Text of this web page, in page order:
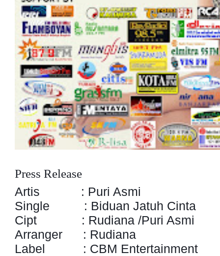
Press Release
Artis : Puri Asmi
Single : Biduan Jatuh Cinta
Cipt : Rudiana /Puri Asmi
Arranger : Rudiana
Label : CBM Entertainment